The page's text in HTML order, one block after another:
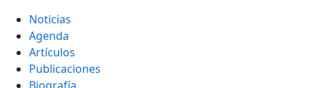
Noticias
Agenda
Artículos
Publicaciones